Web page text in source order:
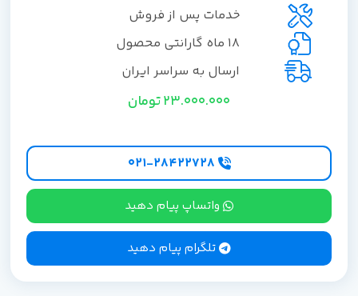
خدمات پس از فروش
ارسال به سراسر ایران
23.000.000تومان
واتساپ پیام دهید
تلگرام پیام دهید